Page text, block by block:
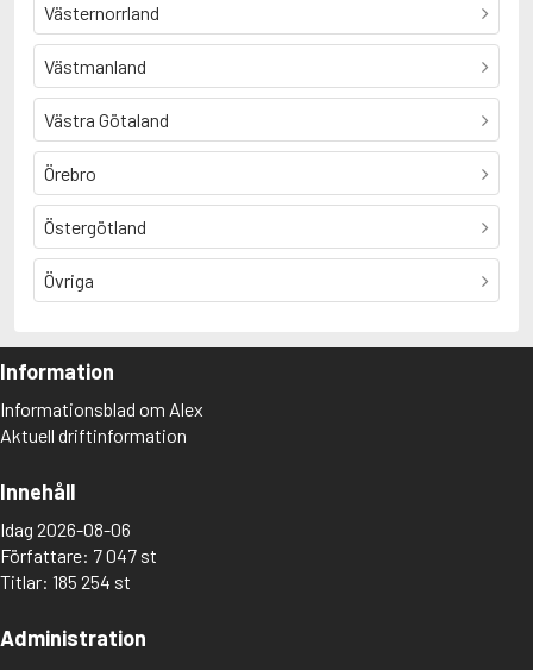
Västernorrland
Västmanland
Västra Götaland
Örebro
Östergötland
Övriga
Information
Informationsblad om Alex
Aktuell driftinformation
Innehåll
Idag 2026-08-06
Författare: 7 047 st
Titlar: 185 254 st
Administration